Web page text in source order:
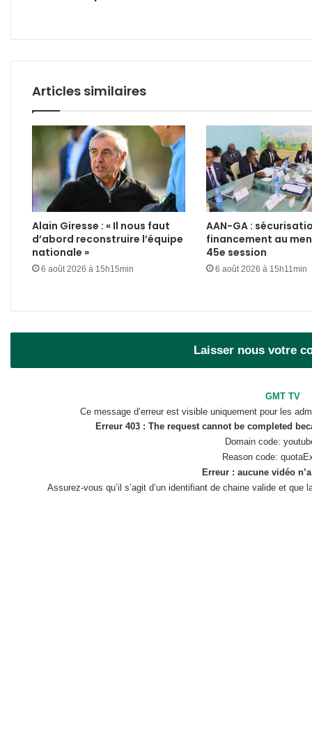
Articles similaires
Alain Giresse : « Il nous faut
d’abord reconstruire l’équipe
nationale »
6 août 2026 à 15h15min
AAN-GA :
financement au
45e session
6 août 2026 à 15h11min
Laisser nous votre
GMT TV
Ce message d’erreur est visible uniquement pour les
Erreur 403 : The request cannot be completed
Domain code:
Reason code:
Erreur : aucune vidéo
Assurez-vous qu’il s’agit d’un identifiant de chaine valide et